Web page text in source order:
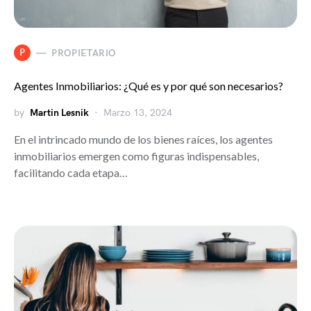
P PROPIETARIO
Agentes Inmobiliarios: ¿Qué es y por qué son necesarios?
by Martin Lesnik Marzo 13, 2024
En el intrincado mundo de los bienes raíces, los agentes
inmobiliarios emergen como figuras indispensables,
facilitando cada etapa…